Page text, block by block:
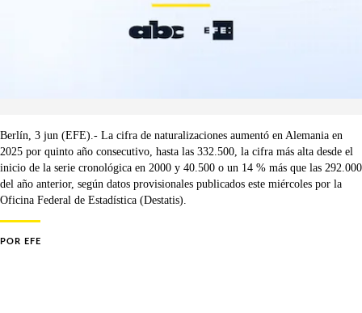
Berlín, 3 jun (EFE).- La cifra de naturalizaciones aumentó en Alemania en
2025 por quinto año consecutivo, hasta las 332.500, la cifra más alta desde el
inicio de la serie cronológica en 2000 y 40.500 o un 14 % más que las 292.000
del año anterior, según datos provisionales publicados este miércoles por la
Oficina Federal de Estadística (Destatis).
POR EFE